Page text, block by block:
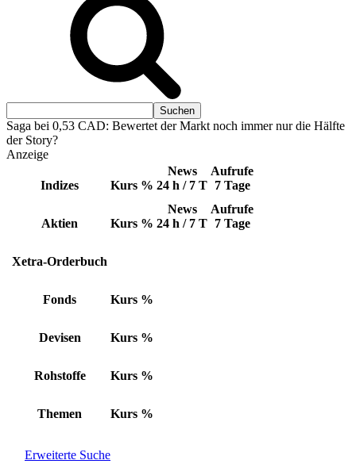
Saga bei 0,53 CAD: Bewertet der Markt noch immer nur die Hälfte
der Story?
Anzeige
Indizes Kurs %
News
24 h / 7 T
Aufrufe
7 Tage
Aktien Kurs %
News
24 h / 7 T
Aufrufe
7 Tage
Xetra-Orderbuch
Fonds Kurs %
Devisen Kurs %
Rohstoffe Kurs %
Themen Kurs %
Erweiterte Suche